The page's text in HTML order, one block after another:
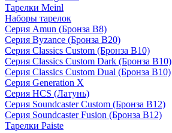
Тарелки Meinl
Наборы тарелок
Серия Amun (Бронза B8)
Серия Byzance (Бронза B20)
Серия Classics Custom (Бронза B10)
Серия Classics Custom Dark (Бронза B10)
Серия Classics Custom Dual (Бронза B10)
Серия Generation X
Серия HCS (Латунь)
Серия Soundcaster Custom (Бронза B12)
Серия Soundcaster Fusion (Бронза B12)
Тарелки Paiste